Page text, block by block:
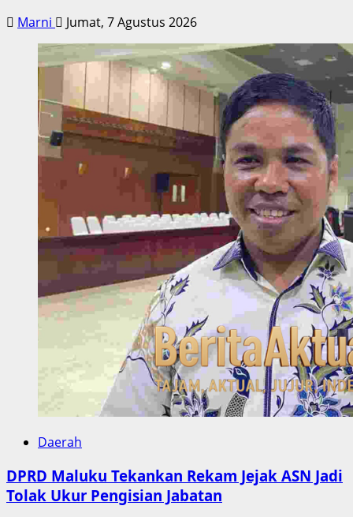
Marni Jumat, 7 Agustus 2026
Daerah
DPRD Maluku Tekankan Rekam Jejak ASN Jadi
Tolak Ukur Pengisian Jabatan